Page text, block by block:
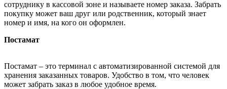
сотруднику в кассовой зоне и называете номер заказа. Забрать
покупку может ваш друг или родственник, который знает
номер и имя, на кого он оформлен.
Постамат
Постамат – это терминал с автоматизированной системой для
хранения заказанных товаров. Удобство в том, что человек
может забрать заказ в любое удобное время.